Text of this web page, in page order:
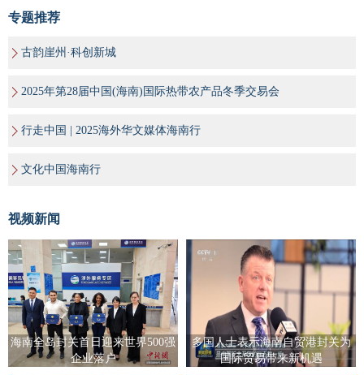
专题推荐
古韵崖州·科创新城
2025年第28届中国(海南)国际热带农产品冬季交易会
行走中国 | 2025海外华文媒体海南行
文化中国海南行
视频新闻
海南全岛封关首日迎来世界500强
企业落户
多国人士表示海南自贸港封关为
国际贸易带来新机遇